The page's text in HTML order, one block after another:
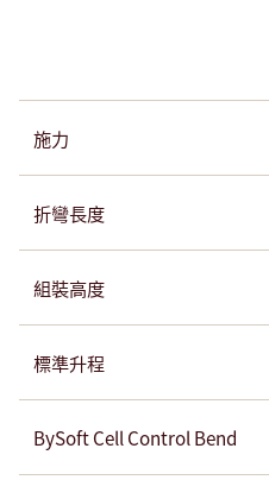
施力
折彎長度
組裝高度
標準升程
BySoft Cell Control Bend